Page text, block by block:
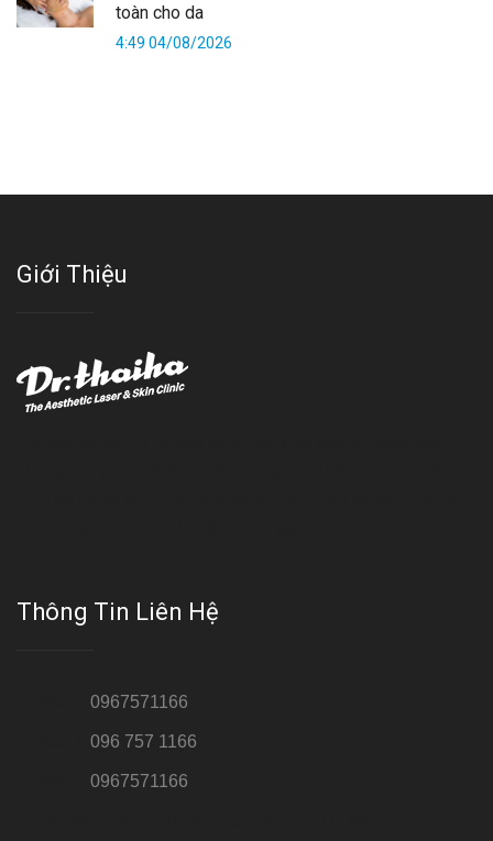
toàn cho da
4:49 04/08/2026
Giới Thiệu
Thông Tin Liên Hệ
0967571166
096 757 1166
0967571166